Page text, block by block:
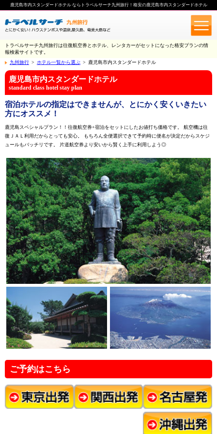
鹿児島市内スタンダードホテル ならトラベルサーチ九州旅行！格安の鹿児島市内スタンダードホテル
トラベルサーチ九州旅行は往復航空券とホテル、レンタカーがセットになった格安プランの情
報検索サイトです。
九州旅行 > ホテル一覧から選ぶ > 鹿児島市内スタンダードホテル
鹿児島市内スタンダードホテル
standard class hotel stay plan
宿泊ホテルの指定はできませんが、とにかく安くいきたい
方にオススメ！
鹿児島スペシャルプラン！！往復航空券+宿泊をセットにしたお値打ち価格です。 航空機は往
復ＪＡＬ利用だからとっても安心。 もちろん全便選択できて予約時に便名が決定だからスケジ
ュールもバッチリです。 片道航空券より安いから賢く上手に利用しよう◎
ご予約はこちら